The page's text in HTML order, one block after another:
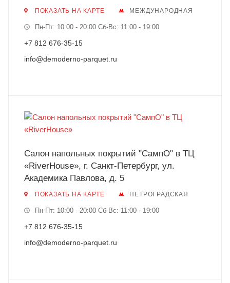
ПОКАЗАТЬ НА КАРТЕ МЕЖДУНАРОДНАЯ
Пн-Пт: 10:00 - 20:00 Сб-Вс: 11:00 - 19:00
+7 812 676-35-15
info@demoderno-parquet.ru
Салон напольных покрытий "СампО" в ТЦ
«RiverHouse», г. Санкт-Петербург, ул.
Академика Павлова, д. 5
ПОКАЗАТЬ НА КАРТЕ ПЕТРОГРАДСКАЯ
Пн-Пт: 10:00 - 20:00 Сб-Вс: 11:00 - 19:00
+7 812 676-35-15
info@demoderno-parquet.ru